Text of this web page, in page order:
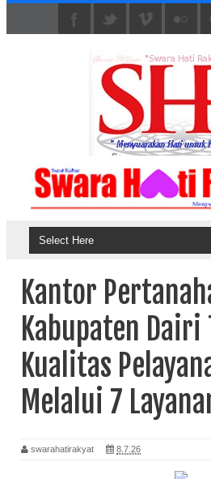
Kantor
Kabupaten
Kualitas
Melalui 7
swarahatirakyat 8.7.26